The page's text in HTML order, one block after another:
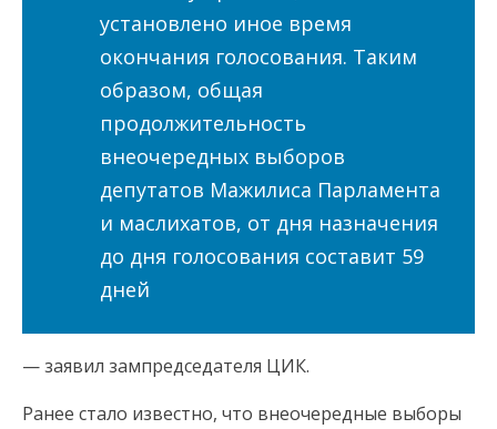
установлено иное время
окончания голосования. Таким
образом, общая
продолжительность
внеочередных выборов
депутатов Мажилиса Парламента
и маслихатов, от дня назначения
до дня голосования составит 59
дней
— заявил зампредседателя ЦИК.
Ранее стало известно, что внеочередные выборы